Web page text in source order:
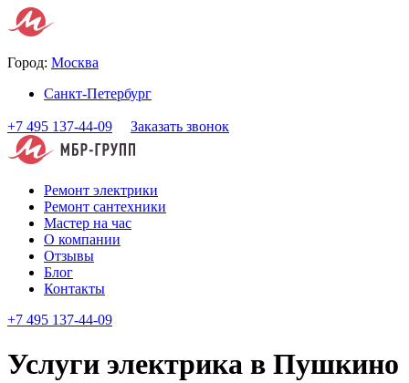
Город: Москва
Санкт-Петербург
+7 495 137-44-09 Заказать звонок
Ремонт электрики
Ремонт сантехники
Мастер на час
О компании
Отзывы
Блог
Контакты
+7 495 137-44-09
Услуги электрика в Пушкино